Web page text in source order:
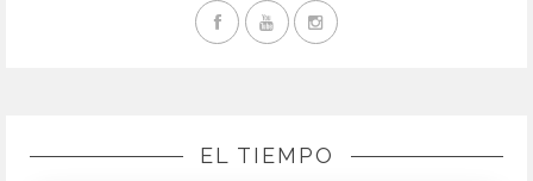
EL TIEMPO